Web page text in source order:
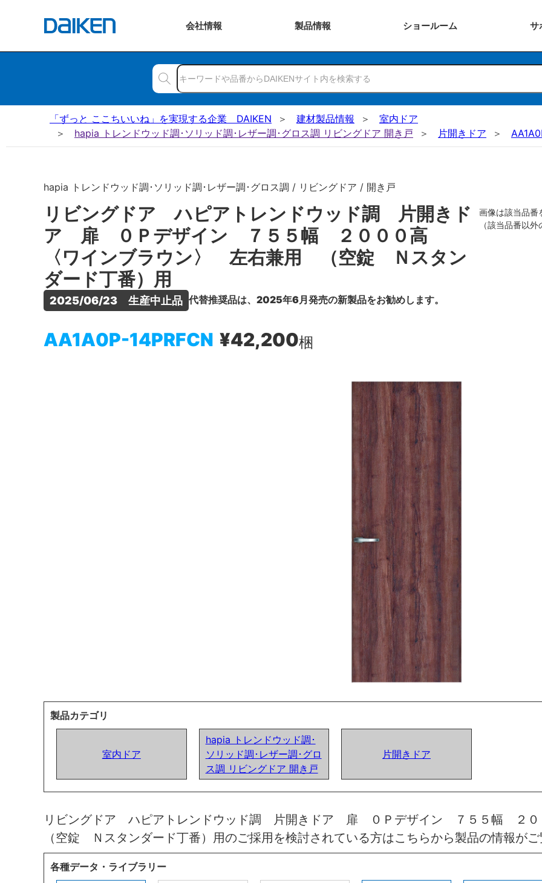
会社情報 製品情報 ショールーム サ
「ずっと ここちいいね」を実現する企業 DAIKEN 建材製品情報
室内ドア
hapia トレンドウッド調･ソリッド調･レザー調･グロス調 リビングドア 開き戸
片開きドア
hapia トレンドウッド調･ソリッド調･レザー調･グロス調 / リビングドア / 開き戸
リビングドア ハピアトレンドウッド調 片開きド
ア 扉 ０Ｐデザイン ７５５幅 ２０００高
〈ワインブラウン〉 左右兼用 （空錠 Ｎスタン
ダード丁番）用
2025/06/23　生産中止品 代替推奨品は、2025年6月発売の新製品をお勧めします。
AA1A0P-14PRFCN ¥42,200梱
画像は該当品番
（該当品番以
製品カテゴリ
室内ドア
hapia トレンドウッド調･
ソリッド調･レザー調･グロ
ス調 リビングドア 開き戸
片開きドア
リビングドア ハピアトレンドウッド調 片開きドア 扉 ０Ｐデザイン ７５５幅 ２
（空錠 Ｎスタンダード丁番）用のご採用を検討されている方はこちらから製品の情報が
各種データ・ライブラリー